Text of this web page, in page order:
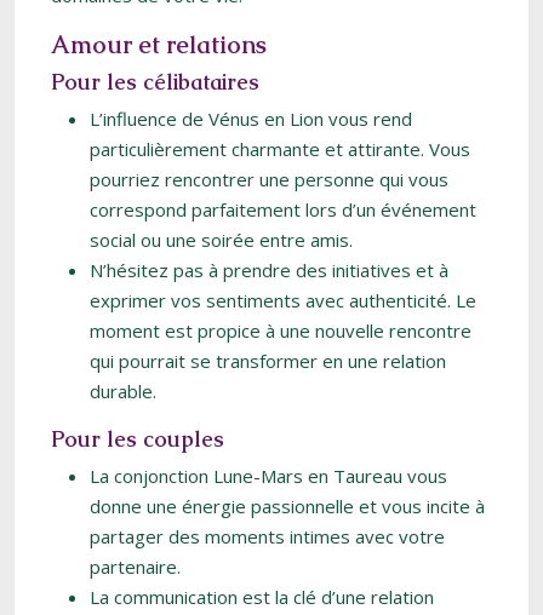
Amour et relations
Pour les célibataires
L’influence de Vénus en Lion vous rend
particulièrement charmante et attirante. Vous
pourriez rencontrer une personne qui vous
correspond parfaitement lors d’un événement
social ou une soirée entre amis.
N’hésitez pas à prendre des initiatives et à
exprimer vos sentiments avec authenticité. Le
moment est propice à une nouvelle rencontre
qui pourrait se transformer en une relation
durable.
Pour les couples
La conjonction Lune-Mars en Taureau vous
donne une énergie passionnelle et vous incite à
partager des moments intimes avec votre
partenaire.
La communication est la clé d’une relation